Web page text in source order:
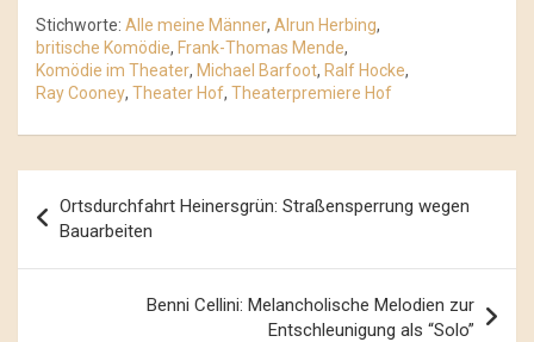
Stichworte: Alle meine Männer, Alrun Herbing,
britische Komödie, Frank-Thomas Mende,
Komödie im Theater, Michael Barfoot, Ralf Hocke,
Ray Cooney, Theater Hof, Theaterpremiere Hof
Navigation
Ortsdurchfahrt Heinersgrün: Straßensperrung wegen
Bauarbeiten
Benni Cellini: Melancholische Melodien zur
Entschleunigung als “Solo”